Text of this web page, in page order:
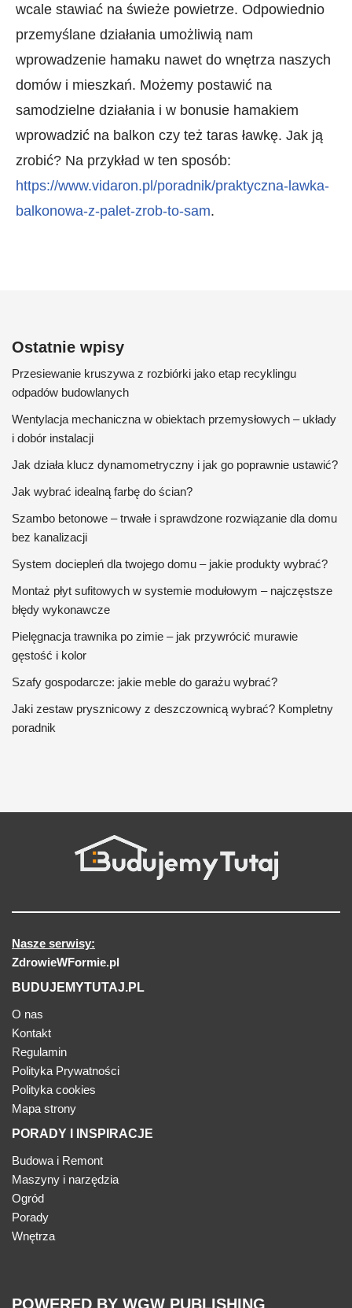
wcale stawiać na świeże powietrze. Odpowiednio
przemyślane działania umożliwią nam
wprowadzenie hamaku nawet do wnętrza naszych
domów i mieszkań. Możemy postawić na
samodzielne działania i w bonusie hamakiem
wprowadzić na balkon czy też taras ławkę. Jak ją
zrobić? Na przykład w ten sposób:
https://www.vidaron.pl/poradnik/praktyczna-lawka-
balkonowa-z-palet-zrob-to-sam.
Ostatnie wpisy
Przesiewanie kruszywa z rozbiórki jako etap recyklingu
odpadów budowlanych
Wentylacja mechaniczna w obiektach przemysłowych – układy
i dobór instalacji
Jak działa klucz dynamometryczny i jak go poprawnie ustawić?
Jak wybrać idealną farbę do ścian?
Szambo betonowe – trwałe i sprawdzone rozwiązanie dla domu
bez kanalizacji
System dociepleń dla twojego domu – jakie produkty wybrać?
Montaż płyt sufitowych w systemie modułowym – najczęstsze
błędy wykonawcze
Pielęgnacja trawnika po zimie – jak przywrócić murawie
gęstość i kolor
Szafy gospodarcze: jakie meble do garażu wybrać?
Jaki zestaw prysznicowy z deszczownicą wybrać? Kompletny
poradnik
Nasze serwisy:
ZdrowieWFormie.pl
BUDUJEMYTUTAJ.PL
O nas
Kontakt
Regulamin
Polityka Prywatności
Polityka cookies
Mapa strony
PORADY I INSPIRACJE
Budowa i Remont
Maszyny i narzędzia
Ogród
Porady
Wnętrza
POWERED BY WGW PUBLISHING